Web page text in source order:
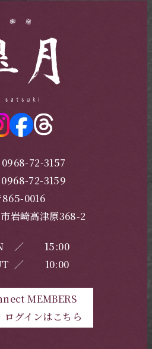
72-3157
72-3159
865-0016
岩崎高津原368-2
／
15:00
／ 10:00
MEMBERS
ログインはこちら